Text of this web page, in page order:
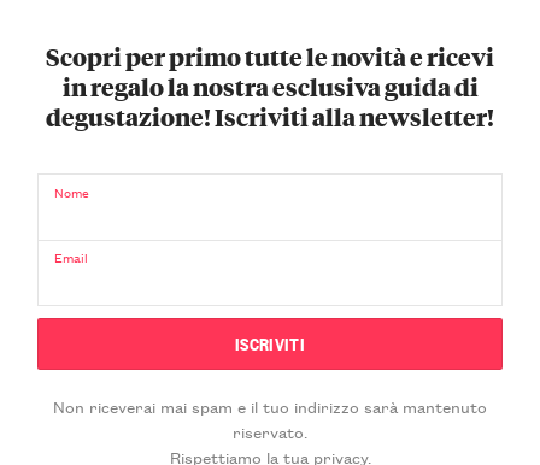
Scopri per primo tutte le novità e ricevi
in regalo la nostra esclusiva guida di
degustazione! Iscriviti alla newsletter!
Nome
Email
Non riceverai mai spam e il tuo indirizzo sarà mantenuto
riservato.
Rispettiamo la tua privacy.